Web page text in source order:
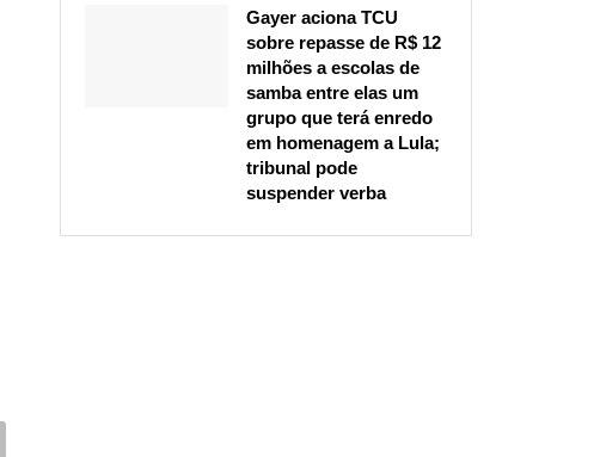
Gayer aciona TCU
sobre repasse de R$ 12
milhões a escolas de
samba entre elas um
grupo que terá enredo
em homenagem a Lula;
tribunal pode
suspender verba